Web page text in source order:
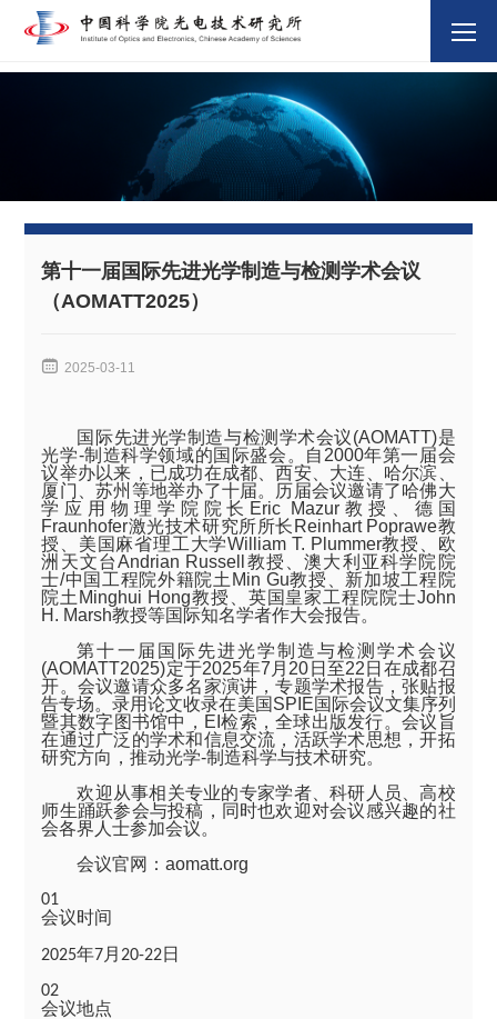
第十一届国际先进光学制造与检测学术会议
（AOMATT2025）
 2025-03-11
国际先进光学制造与检测学术会议(AOMATT)是
光学-制造科学领域的国际盛会。自 2000年第一届会
议举办以来，已成功在成都、西安、大连、哈尔滨、
厦门、苏州等地举办了十届。历届会议邀请了哈佛大
学应用物理学院院长 Eric Mazur 教授、德国
Fraunhofer激光技术研究所所长 Reinhart Poprawe教
授、美国麻省理工大学William T. Plummer教授、欧
洲天文台Andrian Russell 教授、澳大利亚科学院院
士/中国工程院外籍院土 Min Gu教授、新加坡工程院
院土 Minghui Hong教授、英国皇家工程院院士John
H. Marsh教授等国际知名学者作大会报告。
第十一届国际先进光学制造与检测学术会议
(AOMATT2025)定于2025年7 月 20 日至22 日在成都召
开。会议邀请众多名家演讲，专题学术报告，张贴报
告专场。录用论文收录在美国 SPIE国际会议文集序列
暨其数字图书馆中， EI 检索，全球出版发行。会议旨
在通过广泛的学术和信息交流，活跃学术思想，开拓
研究方向，推动光学-制造科学与技术研究。
欢迎从事相关专业的专家学者、科研人员、高校
师生踊跃参会与投稿，同时也欢迎对会议感兴趣的社
会各界人士参加会议。
会议官网：aomatt.org
01
会议时间
2025年7月 20-22日
02
会议地点